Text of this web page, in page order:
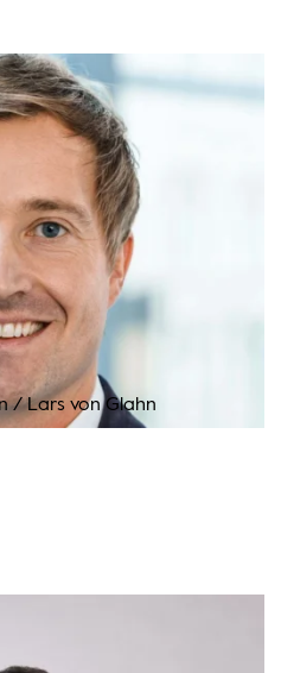
/Lars von Glahn